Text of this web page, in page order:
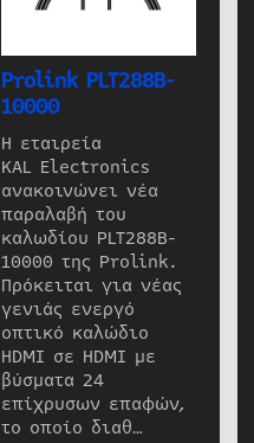
Prolink PLT288B-
10000
Η εταιρεία
KAL Electronics
ανακοινώνει νέα
παραλαβή του
καλωδίου PLT288B-
10000 της Prolink.
Πρόκειται για νέας
γενιάς ενεργό
οπτικό καλώδιο
HDMI σε HDMI με
βύσματα 24
επίχρυσων επαφών,
το οποίο διαθ…